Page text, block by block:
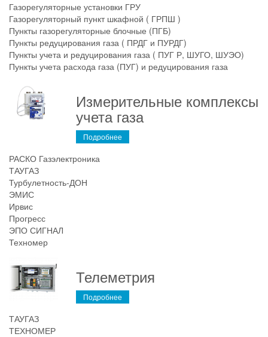
Газорегуляторные установки ГРУ
Газорегуляторный пункт шкафной ( ГРПШ )
Пункты газорегуляторные блочные (ПГБ)
Пункты редуцирования газа ( ПРДГ и ПУРДГ)
Пункты учета и редуцирования газа ( ПУГ Р, ШУГО, ШУЭО)
Пункты учета расхода газа (ПУГ) и редуцирования газа
Измерительные комплексы
учета газа
Подробнее
РАСКО Газэлектроника
ТАУГАЗ
Турбулетность-ДОН
ЭМИС
Ирвис
Прогресс
ЭПО СИГНАЛ
Техномер
Телеметрия
Подробнее
ТАУГАЗ
ТЕХНОМЕР